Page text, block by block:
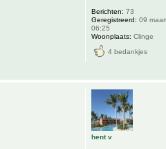
Berichten: 73
Geregistreerd: 09
06:25
Woonplaats: Clinge
4 bedankjes
hent v